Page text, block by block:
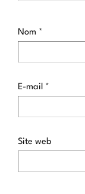
Nom *
E-mail *
Site web